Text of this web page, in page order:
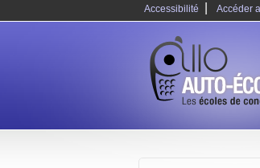
Accessibilité Accéder